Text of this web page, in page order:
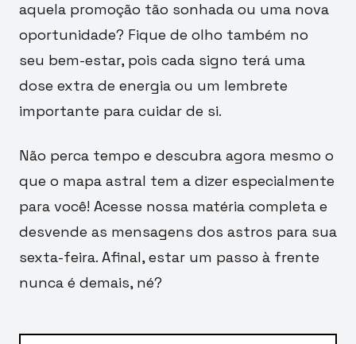
aquela promoção tão sonhada ou uma nova
oportunidade? Fique de olho também no
seu bem-estar, pois cada signo terá uma
dose extra de energia ou um lembrete
importante para cuidar de si.
Não perca tempo e descubra agora mesmo o
que o mapa astral tem a dizer especialmente
para você! Acesse nossa matéria completa e
desvende as mensagens dos astros para sua
sexta-feira. Afinal, estar um passo à frente
nunca é demais, né?